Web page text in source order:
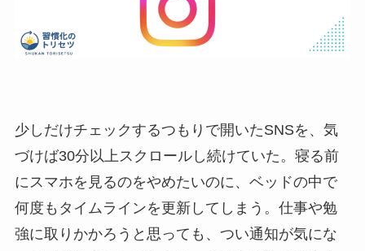
少しだけチェックするつもりで開いたSNSを、気
づけば30分以上スクロールし続けていた。寝る前
にスマホを見るのをやめたいのに、ベッドの中で
何度もタイムラインを更新してしまう。仕事や勉
強に取りかかろうと思っても、つい通知が気にな